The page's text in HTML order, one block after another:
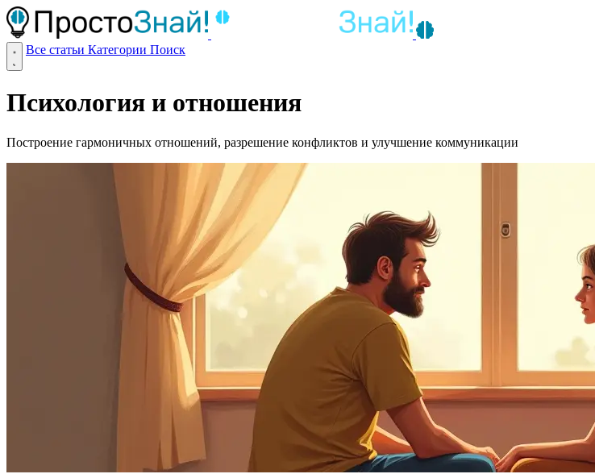
Все статьи Категории Поиск
Психология и отношения
Построение гармоничных отношений, разрешение конфликтов и улучшение коммуникации